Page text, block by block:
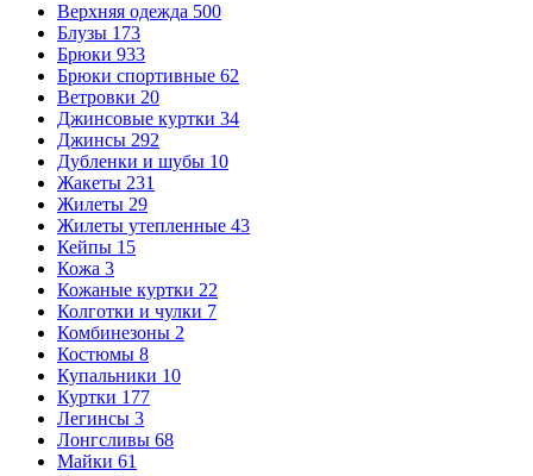
Верхняя одежда 500
Блузы 173
Брюки 933
Брюки спортивные 62
Ветровки 20
Джинсовые куртки 34
Джинсы 292
Дубленки и шубы 10
Жакеты 231
Жилеты 29
Жилеты утепленные 43
Кейпы 15
Кожа 3
Кожаные куртки 22
Колготки и чулки 7
Комбинезоны 2
Костюмы 8
Купальники 10
Куртки 177
Легинсы 3
Лонгсливы 68
Майки 61